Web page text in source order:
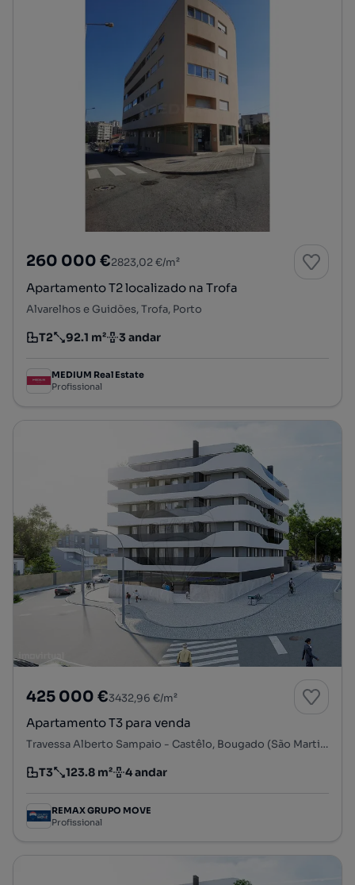
260 000 €2823,02 €/m²
Apartamento T2 localizado na Trofa
Alvarelhos e Guidões, Trofa, Porto
Tipologia
T2
Preço por metro quadrado
92.1 m²
Andar 3 andar
MEDIUM Real Estate
Profissional
425 000 €3432,96 €/m²
Apartamento T3 para venda
Travessa Alberto Sampaio - Castêlo, Bougado (São Martinho e Santiago), Trofa, Porto
Tipologia
T3
Preço por metro quadrado
123.8 m²
Andar 4 andar
REMAX GRUPO MOVE
Profissional